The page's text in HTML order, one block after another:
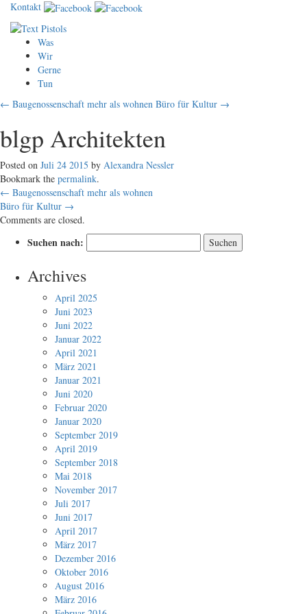
Kontakt
Was
Wir
Gerne
Tun
← Baugenossenschaft mehr als wohnen Büro für Kultur →
blgp Architekten
Posted on Juli 24 2015 by Alexandra Nessler
Bookmark the permalink.
← Baugenossenschaft mehr als wohnen
Büro für Kultur →
Comments are closed.
Suchen nach:
Archives
April 2025
Juni 2023
Juni 2022
Januar 2022
April 2021
März 2021
Januar 2021
Juni 2020
Februar 2020
Januar 2020
September 2019
April 2019
September 2018
Mai 2018
November 2017
Juli 2017
Juni 2017
April 2017
März 2017
Dezember 2016
Oktober 2016
August 2016
März 2016